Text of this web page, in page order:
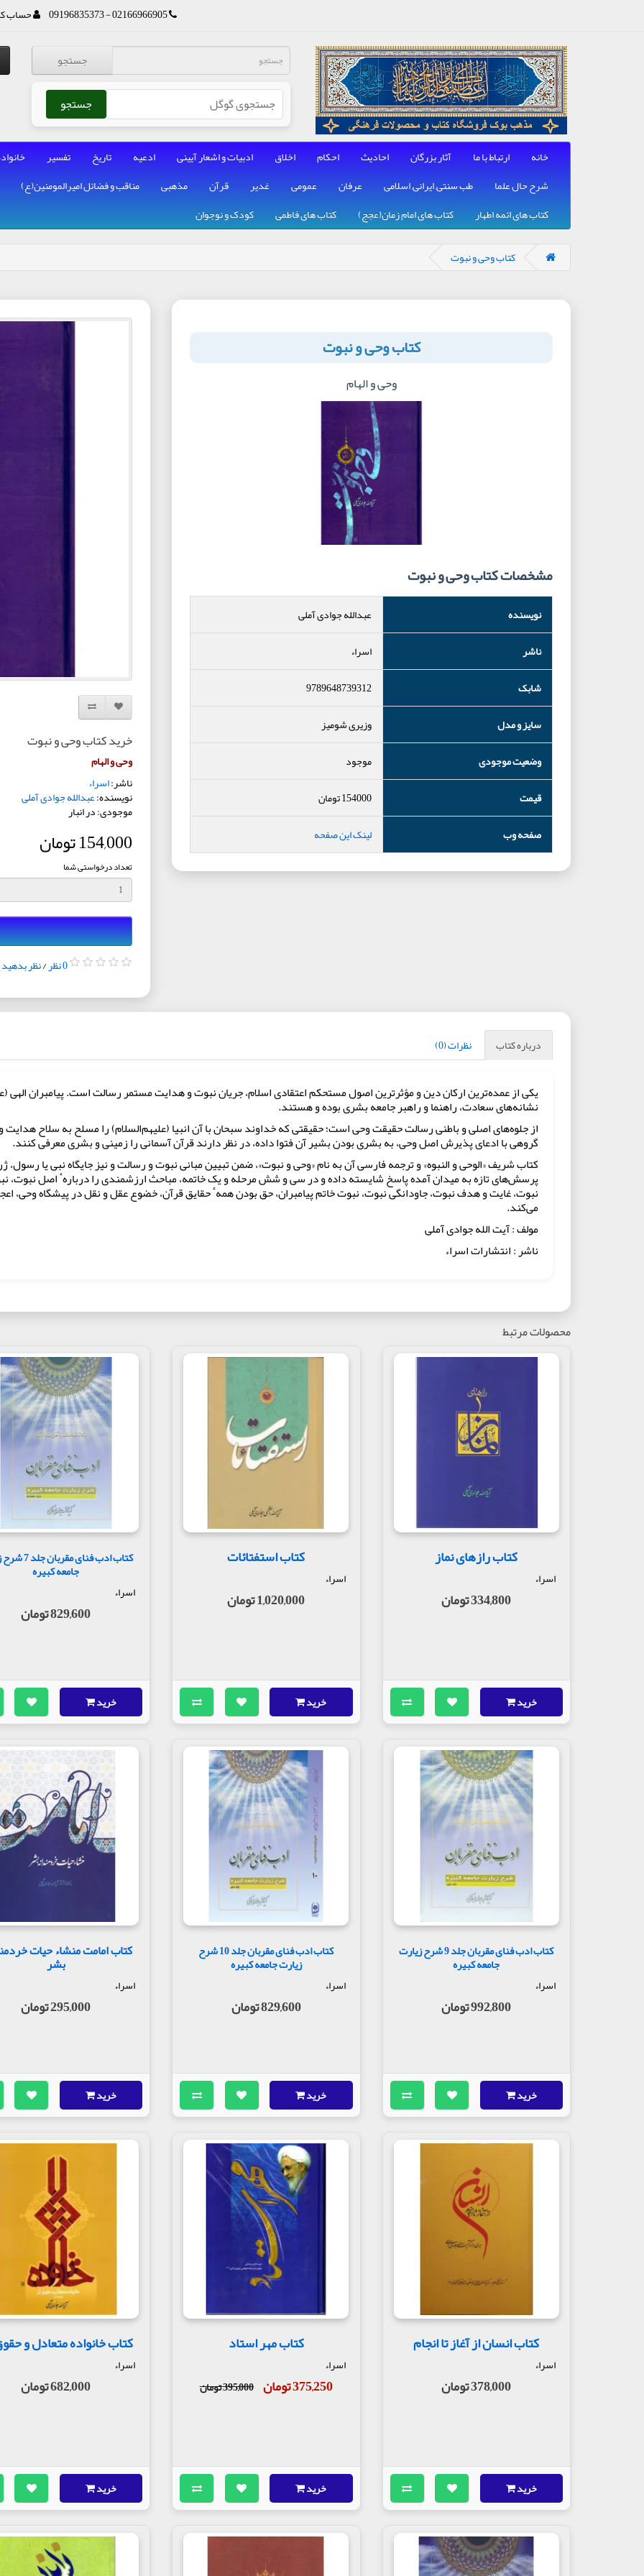
02166966905 - 09196835373 حساب
جستجو
جستجو
خانه ارتباط با ما آثار بزرگان احادیث احکام اخلاق ادبیات و اشعار آیینی ادعیه تاریخ تفسیر
شرح حال علما
طب سنتی, ایرانی, اسلامی عرفان عمومی غدیر قرآن مذهبی
مناقب و فضائل امیرالمومنین(ع)
کتاب های ائمه اطهار
کتاب های امام زمان(عجج) کتاب های فاطمی کودک و نوجوان
کتاب وحی و نبوت
کتاب وحی و نبوت
وحی و الهام
مشخصات کتاب وحی و نبوت
نویسنده
عبدالله جوادی آملی
ناشر
اسراء
شابک
9789648739312
سایز و مدل
وزیری شومیز
وضعیت موجودی
موجود
قیمت
154000تومان
صفحه وب
لینک این صفحه
افزودن به لیست دلخواه
مقایسه این محصول
خرید کتاب وحی و نبوت
وحی و الهام
ناشر:اسراء
نویسنده:عبدالله جوادی آملی
موجودی: در انبار
154,000 تومان
تعداد درخواستی شما
0 نظر /نظر بدهید
درباره کتاب نظرات (0)
یکی از عمده‌ترین ارکان دین و مؤثرترین اصول مستحکم اعتقادی اسلام، جریان نبوت و هدایت مستمر رسالت است. پیامبران
نشانه‌های سعادت، راهنما و راهبر جامعه بشری بوده و هستند.
از جلوه‌های اصلی و باطنی رسالت حقیقت وحی است؛ حقیقتی که خداوند سبحان با آن انبیا (علیهم‌السلام) را مسلح به سلاح
گروهی با ادعای پذیرش اصل وحی، به بشری بودن بشیر آن فتوا داده، در نظر دارند قرآن آسمانی را زمینی و بشری معرفی کنند.
کتاب شریف «الوحی و النبوه» و ترجمه فارسی آن به نام «وحی و نبوت»، ضمن تبیین مبانی نبوت و رسالت و نیز جایگاه نبی یا
پرسش‌های تازه به میدان آمده پاسخ شایسته داده و در سی و شش مرحله و یک خاتمه، مباحث ارزشمندی را دربارهٴ اصل
نبوت، غایت و هدف نبوت، جاودانگی نبوت، نبوت خاتم پیامبران، حق بودن همهٴ حقایق قرآن، خضوع عقل و نقل در پیشگاه وحی،
می‌کند.
مولف : آیت الله جوادی آملی
ناشر : انتشارات اسراء
محصولات مرتبط
کتاب رازهای نماز
اسراء
334,800 تومان
خرید
کتاب استفتائات
اسراء
1,020,000 تومان
خرید
کتاب ادب فنای
جامعه کبیره
اسراء
829,600 تومان
خرید
کتاب ادب فنای مقربان جلد 9 شرح زیارت
جامعه کبیره
اسراء
992,800 تومان
خرید
کتاب ادب فنای مقربان جلد 10 شرح
زیارت جامعه کبیره
اسراء
829,600 تومان
خرید
کتاب امامت منشاء حیات
بشر
اسراء
295,000 تومان
خرید
کتاب انسان از آغاز تا انجام
اسراء
378,000 تومان
خرید
کتاب مهر استاد
اسراء
375,250 تومان 395,000 تومان
خرید
کتاب خانواده متعادل و
اسراء
682,000 تومان
خرید